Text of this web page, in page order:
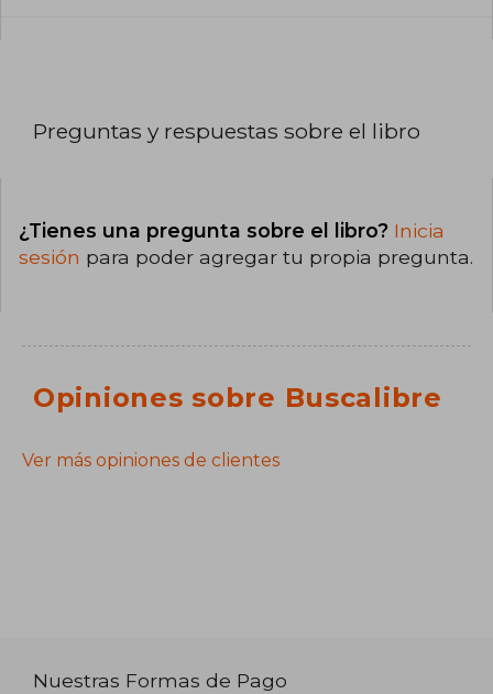
Preguntas y respuestas sobre el libro
¿Tienes una pregunta sobre el libro? Inicia
sesión para poder agregar tu propia pregunta.
Opiniones sobre Buscalibre
Ver más opiniones de clientes
Nuestras Formas de Pago